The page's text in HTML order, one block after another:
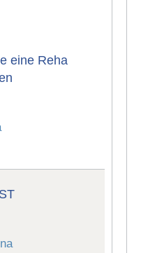
eine Reha